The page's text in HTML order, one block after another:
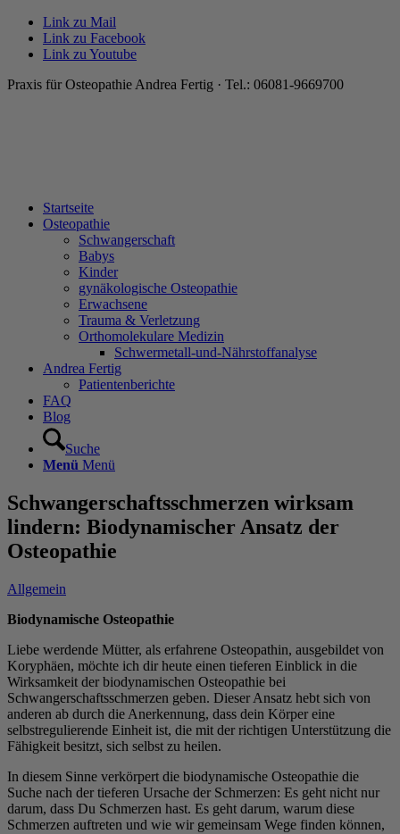
Link zu Mail
Link zu Facebook
Link zu Youtube
Praxis für Osteopathie Andrea Fertig · Tel.: 06081-9669700
Startseite
Osteopathie
Schwangerschaft
Babys
Kinder
gynäkologische Osteopathie
Erwachsene
Trauma & Verletzung
Orthomolekulare Medizin
Schwermetall-und-Nährstoffanalyse
Andrea Fertig
Patientenberichte
FAQ
Blog
Suche
Menü Menü
Schwangerschaftsschmerzen wirksam
lindern: Biodynamischer Ansatz der
Osteopathie
Allgemein
Biodynamische Osteopathie
Liebe werdende Mütter, als erfahrene Osteopathin, ausgebildet von
Koryphäen, möchte ich dir heute einen tieferen Einblick in die
Wirksamkeit der biodynamischen Osteopathie bei
Schwangerschaftsschmerzen geben. Dieser Ansatz hebt sich von
anderen ab durch die Anerkennung, dass dein Körper eine
selbstregulierende Einheit ist, die mit der richtigen Unterstützung die
Fähigkeit besitzt, sich selbst zu heilen.
In diesem Sinne verkörpert die biodynamische Osteopathie die
Suche nach der tieferen Ursache der Schmerzen: Es geht nicht nur
darum, dass Du Schmerzen hast. Es geht darum, warum diese
Schmerzen auftreten und wie wir gemeinsam Wege finden können,